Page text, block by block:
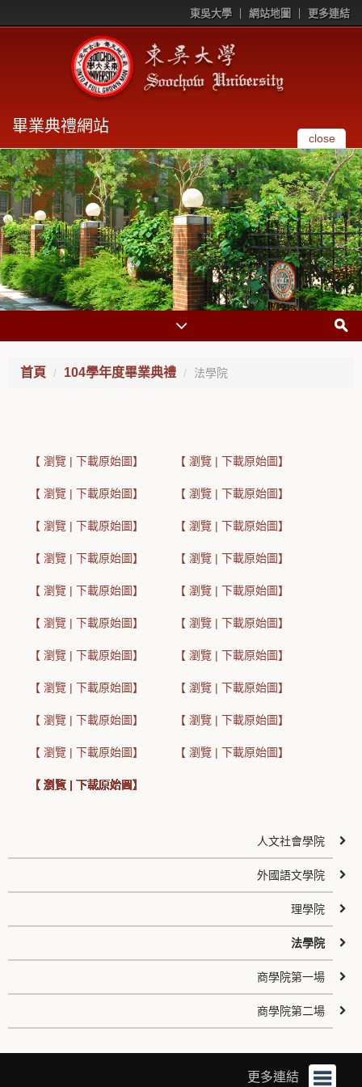
東吳大學 網站地圖 更多連結
畢業典禮網站
close
首頁 104學年度畢業典禮 法學院
【 瀏覽 | 下載原始圖】 【 瀏覽 | 下載原始圖】
【 瀏覽 | 下載原始圖】 【 瀏覽 | 下載原始圖】
【 瀏覽 | 下載原始圖】 【 瀏覽 | 下載原始圖】
【 瀏覽 | 下載原始圖】 【 瀏覽 | 下載原始圖】
【 瀏覽 | 下載原始圖】 【 瀏覽 | 下載原始圖】
【 瀏覽 | 下載原始圖】 【 瀏覽 | 下載原始圖】
【 瀏覽 | 下載原始圖】 【 瀏覽 | 下載原始圖】
【 瀏覽 | 下載原始圖】 【 瀏覽 | 下載原始圖】
【 瀏覽 | 下載原始圖】 【 瀏覽 | 下載原始圖】
【 瀏覽 | 下載原始圖】 【 瀏覽 | 下載原始圖】
【 瀏覽 | 下載原始圖】
【 瀏覽 | 下載原始圖】
【 瀏覽 | 下載原始圖】
【 瀏覽 | 下載原始圖】
【 瀏覽 | 下載原始圖】
【 瀏覽 | 下載原始圖】
【 瀏覽 | 下載原始圖】
【 瀏覽 | 下載原始圖】
【 瀏覽 | 下載原始圖】
【 瀏覽 | 下載原始圖】
【 瀏覽 | 下載原始圖】
【 瀏覽 | 下載原始圖】
【 瀏覽 | 下載原始圖】
【 瀏覽 | 下載原始圖】
【 瀏覽 | 下載原始圖】
【 瀏覽 | 下載原始圖】
【 瀏覽 | 下載原始圖】
【 瀏覽 | 下載原始圖】
【 瀏覽 | 下載原始圖】
【 瀏覽 | 下載原始圖】
人文社會學院
外國語文學院
理學院
法學院
商學院第一場
商學院第二場
更多連結